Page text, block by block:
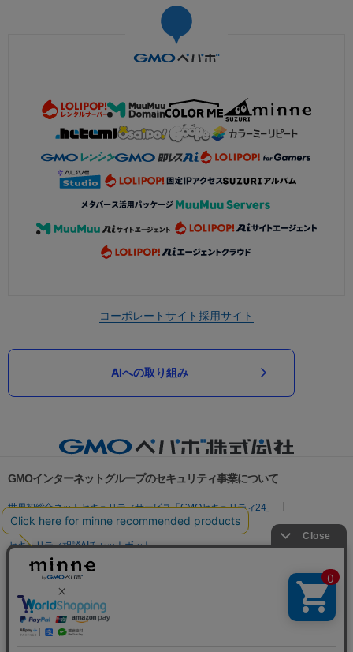
コーポレートサイト採用サイト
AIへの取り組み
GMOインターネットグループのセキュリティ事業について
世界初総合ネットセキュリティサービス「GMOセキュリティ24」
パスワード漏洩診断
Webサイトリスク診断
セキュリティ相談AIチャットボット
実在証明・盗聴対策
サイバー攻撃対策（GMO Flatt Security）
セキュリティ事業の軌跡